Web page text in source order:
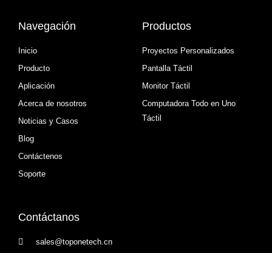
Navegación
Inicio
Producto
Aplicación
Acerca de nosotros
Noticias y Casos
Blog
Contáctenos
Soporte
Productos
Proyectos Personalizados
Pantalla Táctil
Monitor Táctil
Computadora Todo en Uno
Táctil
Contáctanos
sales@toponetech.cn